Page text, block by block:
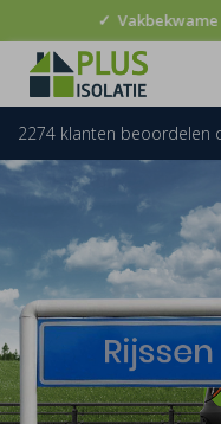
✓
2274 klanten beoordelen